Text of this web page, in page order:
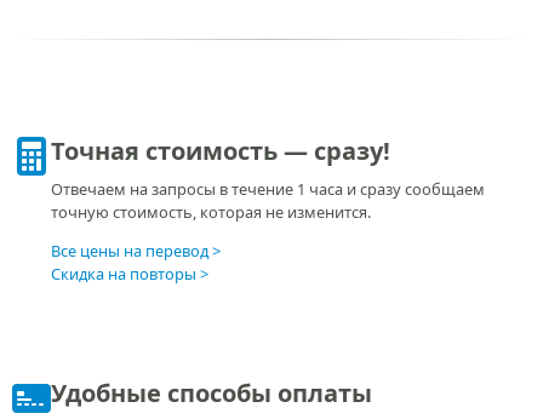
Точная стоимость — сразу!
Отвечаем на запросы в течение 1 часа и сразу сообщаем
точную стоимость, которая не изменится.
Все цены на перевод
Скидка на повторы
Удобные способы оплаты